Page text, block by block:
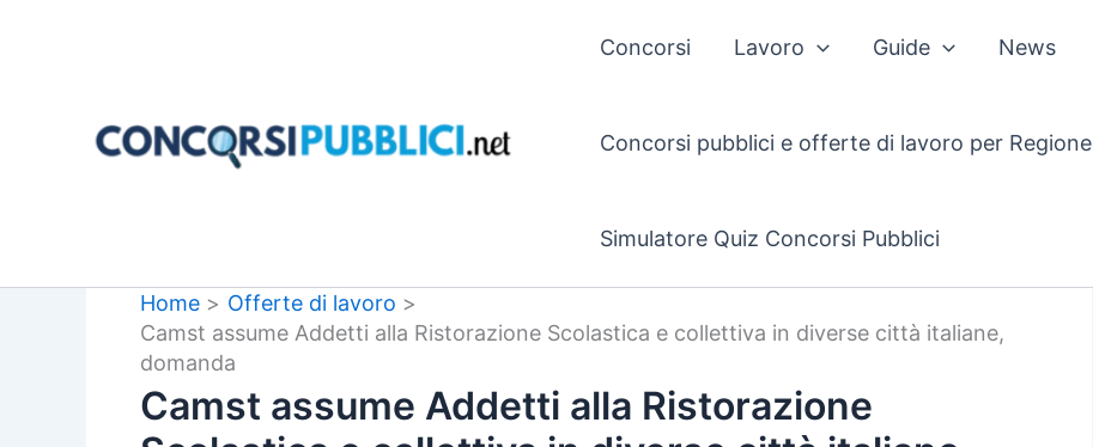
Concorsi Lavoro Guide News
Concorsi pubblici e offerte di lavoro per Regione
Simulatore Quiz Concorsi Pubblici
Home
Offerte di lavoro
Camst assume Addetti alla Ristorazione Scolastica e collettiva in diverse città italiane,
domanda
Camst assume Addetti alla Ristorazione